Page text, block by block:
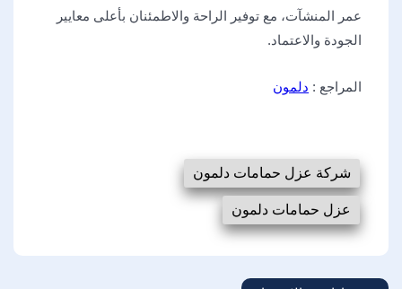
عمر المنشآت، مع توفير الراحة والاطمئنان بأعلى معايير
الجودة والاعتماد.
المراجع : دلمون
شركة عزل حمامات دلمون
عزل حمامات دلمون